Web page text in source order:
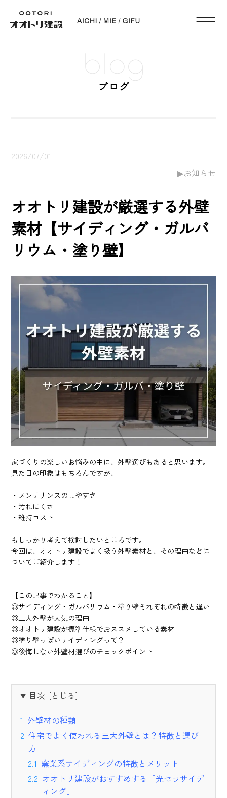
blog
ブログ
2026/07/01
お知らせ
オオトリ建設が厳選する外壁
素材【サイディング・ガルバ
リウム・塗り壁】
家づくりの楽しいお悩みの中に、外壁選びもあると思います。
見た目の印象はもちろんですが、
・メンテナンスのしやすさ
・汚れにくさ
・維持コスト
もしっかり考えて検討したいところです。
今回は、オオトリ建設でよく扱う外壁素材と、その理由などに
ついてご紹介します！
【この記事でわかること】
◎サイディング・ガルバリウム・塗り壁それぞれの特徴と違い
◎三大外壁が人気の理由
◎オオトリ建設が標準仕様でおススメしている素材
◎塗り壁っぽいサイディングって？
◎後悔しない外壁材選びのチェックポイント
目次
外壁材の種類
住宅でよく使われる三大外壁とは？特徴と選び
方
窯業系サイディングの特徴とメリット
オオトリ建設がおすすめする「光セラサイデ
ィング」